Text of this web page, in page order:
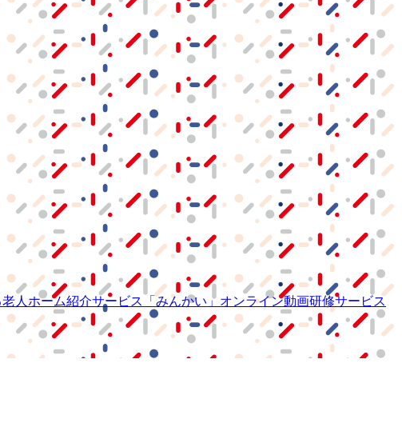
老人ホーム紹介サービス 「みんかい」 オンライン動画研修サービス